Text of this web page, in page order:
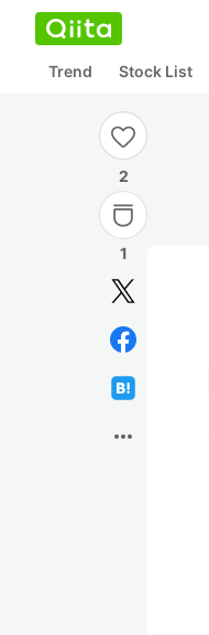
Trend Stock List
2
1
more_horiz